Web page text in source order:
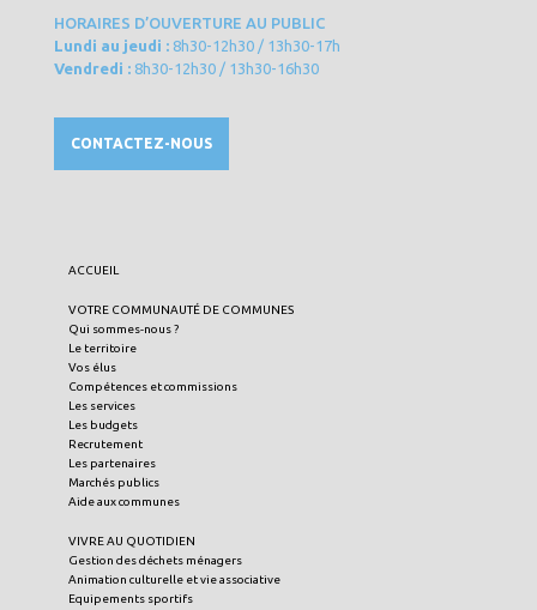
HORAIRES D’OUVERTURE AU PUBLIC
Lundi au jeudi : 8h30-12h30 / 13h30-17h
Vendredi : 8h30-12h30 / 13h30-16h30
CONTACTEZ-NOUS
ACCUEIL
VOTRE COMMUNAUTÉ DE COMMUNES
Qui sommes-nous ?
Le territoire
Vos élus
Compétences et commissions
Les services
Les budgets
Recrutement
Les partenaires
Marchés publics
Aide aux communes
VIVRE AU QUOTIDIEN
Gestion des déchets ménagers
Animation culturelle et vie associative
Equipements sportifs